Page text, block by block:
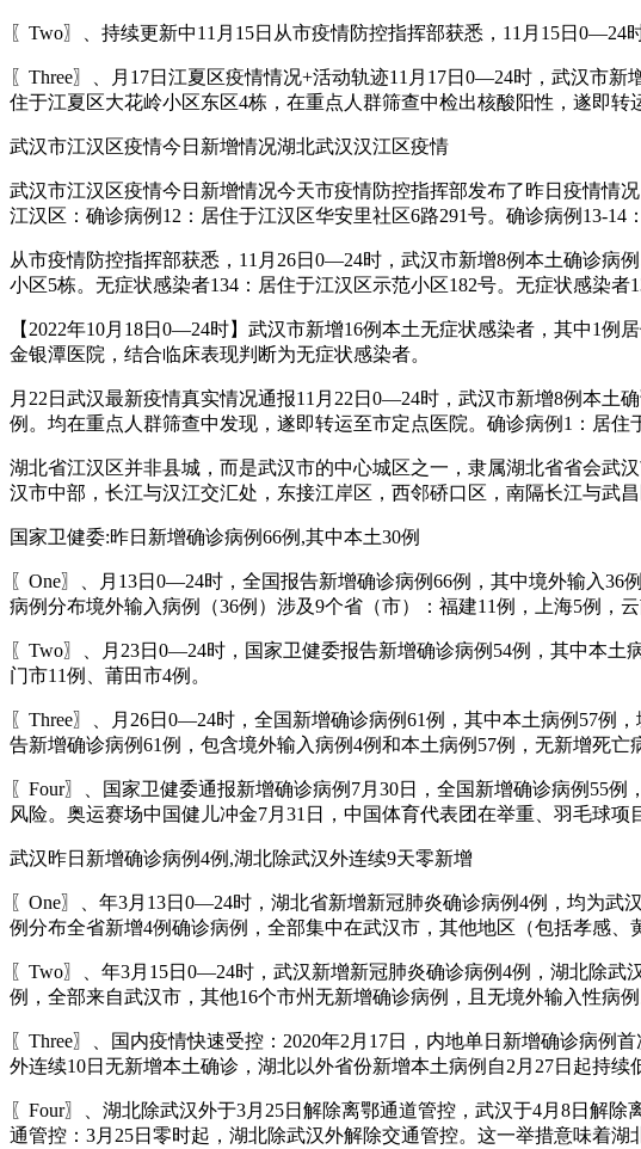
〖Two〗、持续更新中11月15日从市疫情防控指挥部获悉，11月15日
〖Three〗、月17日江夏区疫情情况+活动轨迹11月17日0—24时，武汉市
住于江夏区大花岭小区东区4栋，在重点人群筛查中检出核酸阳性，遂即转
武汉市江汉区疫情今日新增情况湖北武汉汉江区疫情
武汉市江汉区疫情今日新增情况今天市疫情防控指挥部发布了昨日疫情情
江汉区：确诊病例12：居住于江汉区华安里社区6路291号。确诊病例13-14
从市疫情防控指挥部获悉，11月26日0—24时，武汉市新增8例本土确诊病
小区5栋。无症状感染者134：居住于江汉区示范小区182号。无症状感染者
【2022年10月18日0—24时】武汉市新增16例本土无症状感染者，其中1
金银潭医院，结合临床表现判断为无症状感染者。
月22日武汉最新疫情真实情况通报11月22日0—24时，武汉市新增8例本土
例。均在重点人群筛查中发现，遂即转运至市定点医院。确诊病例1：居
湖北省江汉区并非县城，而是武汉市的中心城区之一，隶属湖北省省会武
汉市中部，长江与汉江交汇处，东接江岸区，西邻硚口区，南隔长江与武
国家卫健委:昨日新增确诊病例66例,其中本土30例
〖One〗、月13日0—24时，全国报告新增确诊病例66例，其中境外输入
病例分布境外输入病例（36例）涉及9个省（市）：福建11例，上海5例，
〖Two〗、月23日0—24时，国家卫健委报告新增确诊病例54例，其中本
门市11例、莆田市4例。
〖Three〗、月26日0—24时，全国新增确诊病例61例，其中本土病例57例
告新增确诊病例61例，包含境外输入病例4例和本土病例57例，无新增死亡
〖Four〗、国家卫健委通报新增确诊病例7月30日，全国新增确诊病例55
风险。奥运赛场中国健儿冲金7月31日，中国体育代表团在举重、羽毛球项
武汉昨日新增确诊病例4例,湖北除武汉外连续9天零新增
〖One〗、年3月13日0—24时，湖北省新增新冠肺炎确诊病例4例，均为
例分布全省新增4例确诊病例，全部集中在武汉市，其他地区（包括孝感、
〖Two〗、年3月15日0—24时，武汉新增新冠肺炎确诊病例4例，湖北除
例，全部来自武汉市，其他16个市州无新增确诊病例，且无境外输入性病例
〖Three〗、国内疫情快速受控：2020年2月17日，内地单日新增确诊病例
外连续10日无新增本土确诊，湖北以外省份新增本土病例自2月27日起持续
〖Four〗、湖北除武汉外于3月25日解除离鄂通道管控，武汉于4月8日解
通管控：3月25日零时起，湖北除武汉外解除交通管控。这一举措意味着